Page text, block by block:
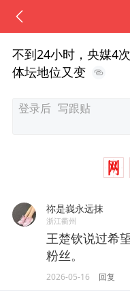
不到24小时，央媒4
体坛地位又变
祢是峩永远抹
浙江衢州
王楚钦说过希
粉丝。
2026-05-16 回复